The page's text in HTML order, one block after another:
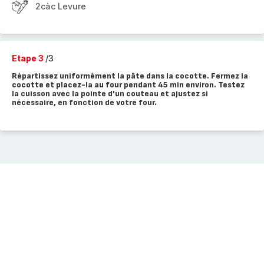
2càc Levure
Etape 3 /3
Répartissez uniformément la pâte dans la cocotte. Fermez la
cocotte et placez-la au four pendant 45 min environ. Testez
la cuisson avec la pointe d'un couteau et ajustez si
nécessaire, en fonction de votre four.